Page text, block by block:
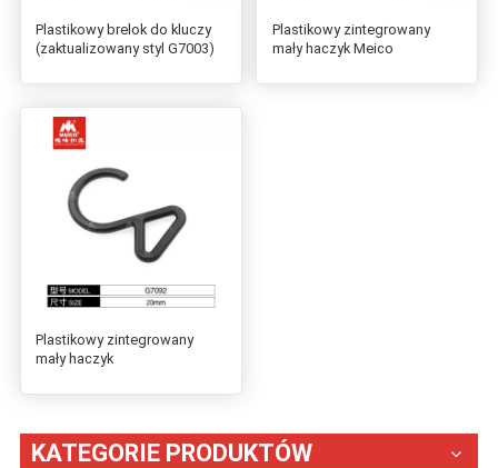
Plastikowy brelok do kluczy
(zaktualizowany styl G7003)
Plastikowy zintegrowany
mały haczyk Meico
Plastikowy zintegrowany
mały haczyk
KATEGORIE PRODUKTÓW